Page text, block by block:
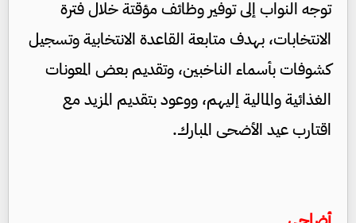
توجه النواب إلى توفير وظائف مؤقتة خلال فترة
الانتخابات، بهدف متابعة القاعدة الانتخابية وتسجيل
كشوفات بأسماء الناخبين، وتقديم بعض المعونات
الغذائية والمالية إليهم، ووعود بتقديم المزيد مع
اقتارب عيد الأضحى المبارك.